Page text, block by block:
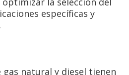
específicas y
gas natural y diesel tienen